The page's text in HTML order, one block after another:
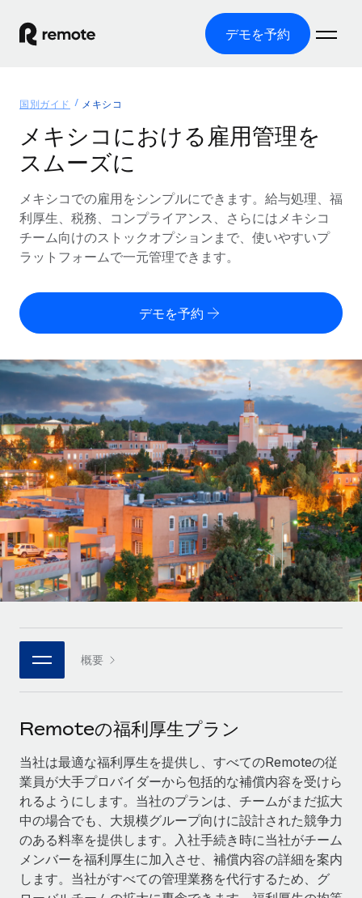
デモを予約
グローバル雇用
グローバル給与処理
コンプライアンス対応の給与処理を手軽に
Employer of Record（EOR）
グローバル展開をコストをかけずに実現
Contractor of Record
世界中の契約社員と法令を遵守して契約
世界中の契約社員をオンボーディングし、管理
PEO
複雑な雇用関連業務を外部委託
インフラ
Remote統合
人事機能をワークフローにシームレスに統合する
プラットフォーム
チームのための人事の基本機能を内蔵
接続 新しい
当社のMCPを使用して、あらゆるAIツールをRemoteに接続
統合
基本的なビジネスツールを活用して業務プロセスを効率化す
専門家に相談
グローバル人事・コンプライアンスの専門サポート
バックグラウンドチェック
候補者の選考プロセスをシンプルに
Compliance Watchtower
ソリューション
各国の制度に対応
国別ガイド
/国別のグローバル雇用支援を検索する
Remoteを他社と比較
成長の段階
スタートアップ
成長中の企業向けのアジャイルなグローバルHR・給与処理ソ
リューション
ミッドマーケット
カスタマイズされた人事ソリューションでチームを拡大する
企業
大企業向けのグローバルHR
パートナーに登録
戦略的テクノロジーパートナー
グローバルな人事機能を柔軟に自社プラットフォームへ統合
当社とのパートナーシップの可能性を検討する
Remote Build 近日リリース予定
統合とAI自動化に関するコンサルティング
活用事例
リソース
ツールと計算ツール
従業員コスト計算ツール
契約社員の報酬計算ツール
グローバルな契約社員向けに、通貨オプションと支払スピー
ドを確認する
REMOTEで学習
リサーチおよびガイド
活用事例
HR用語集
チェックリストおよびテンプレート
職務内容ライブラリ
ウェビナー
イベント
ニュースルーム
給与・人材情報
情報センター
サポートを依頼する
すべてのリソースを表示する
価格
English
Nederlands
Français
Deutsch
Español
Italiano
Português (Portugal)
日本語
한국어
ログイン
国別ガイド メキシコ
メキシコにおける雇用管理を
スムーズに
メキシコでの雇用をシンプルにできます。給与処理、福
利厚生、税務、コンプライアンス、さらにはメキシコ
チーム向けのストックオプションまで、使いやすいプ
ラットフォームで一元管理できます。
デモを予約
概要
Remoteの福利厚生プラン
当社は最適な福利厚生を提供し、すべてのRemoteの従
業員が大手プロバイダーから包括的な補償内容を受けら
れるようにします。当社のプランは、チームがまだ拡大
中の場合でも、大規模グループ向けに設計された競争力
のある料率を提供します。入社手続き時に当社がチーム
メンバーを福利厚生に加入させ、補償内容の詳細を案内
します。当社がすべての管理業務を代行するため、グ